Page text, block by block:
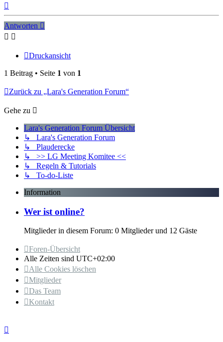
Antworten
Druckansicht
1 Beitrag • Seite 1 von 1
Zurück zu „Lara's Generation Forum“
Gehe zu
Lara's Generation Forum Übersicht
↳ Lara's Generation Forum
↳ Plauderecke
↳ >> LG Meeting Komitee <<
↳ Regeln & Tutorials
↳ To-do-Liste
Information
Wer ist online?
Mitglieder in diesem Forum: 0 Mitglieder und 12 Gäste
Foren-Übersicht
Alle Zeiten sind UTC+02:00
Alle Cookies löschen
Mitglieder
Das Team
Kontakt